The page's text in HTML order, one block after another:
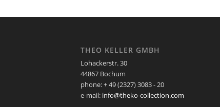
THEO KELLER GMBH
Lohackerstr. 30
44867 Bochum
phone: + 49 (2327) 3083 - 20
e-mail: info@theko-collection.com